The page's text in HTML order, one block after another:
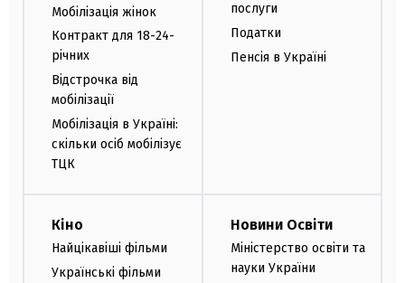
Мобілізація жінок
Контракт для 18-24-
річних
Відстрочка від
мобілізації
Мобілізація в Україні:
скільки осіб мобілізує
ТЦК
послуги
Податки
Пенсія в Україні
Кіно
Найцікавіші фільми
Українські фільми
Новини Освіти
Міністерство освіти та
науки України